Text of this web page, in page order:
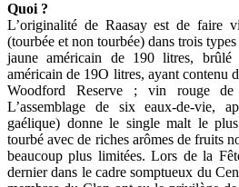
Quoi ?
L’originalité de Raasay est de faire
(tourbée et non tourbée) dans trois
jaune américain de 190 litres,
américain de 19O litres, ayant contenu
Woodford Reserve ; vin rouge
L’assemblage de six eaux-de-vie,
gaélique) donne le single malt le
tourbé avec de riches arômes de fruits
beaucoup plus limitées. Lors de la
dernier dans le cadre somptueux du